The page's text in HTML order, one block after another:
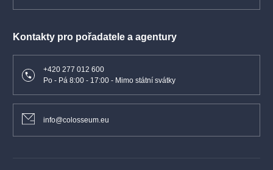
Kontakty pro pořadatele a agentury
+420 277 012 600
Po - Pá 8:00 - 17:00 - Mimo státní svátky
info@colosseum.eu